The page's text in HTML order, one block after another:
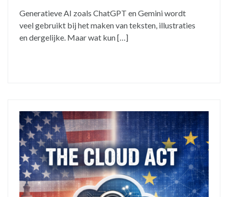
Generatieve AI zoals ChatGPT en Gemini wordt
veel gebruikt bij het maken van teksten, illustraties
en dergelijke. Maar wat kun […]